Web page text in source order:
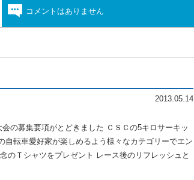
コメントはありません
2013.05.14
の募集要項がとどきました ＣＳＣの5キロサーキッ
自転車愛好家が楽しめるよう様々なカテゴリーでエン
のＴシャツをプレゼント レース後のリフレッシュと